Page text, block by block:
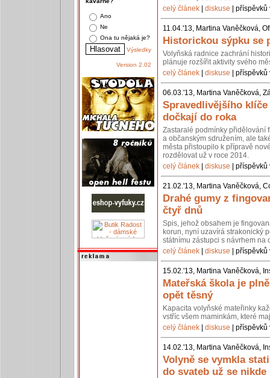
Ano
Ne
Ona tu nějaká je?
Výsledky
Version 2.02
celý článek
diskuse |
11.04.'13, Martina Vaněčková,
Historickou sýpku se
Volyňská radnice zachrání
plánuje rozšířit aktivity svého
celý článek
diskuse |
06.03.'13, Martina Vaněčková,
Spravedlivějšího
dočkají do roka
Zastaralé podmínky přidělování
a občanským sdružením, ale
města přistoupilo k přípravě
rozdělovat už v roce 2014.
celý článek
diskuse |
21.02.'13, Martina Vaněčková,
Drahé gumy z
čtyř dnů
Spis, jehož obsahem je
korun, nyní uzavírá strakonický
státnímu zástupci s návrhem na
celý článek
diskuse |
15.02.'13, Martina Vaněčková,
Mateřská škola je
opět těsný
Kapacita volyňské mateřinky
vstříc všem maminkám, které
celý článek
diskuse |
14.02.'13, Martina Vaněčková,
Volyně se vymkla
do svateb už se nikde